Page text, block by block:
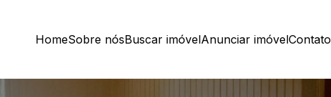
HomeSobre nósBuscar imóvelAnunciar imóvelContato